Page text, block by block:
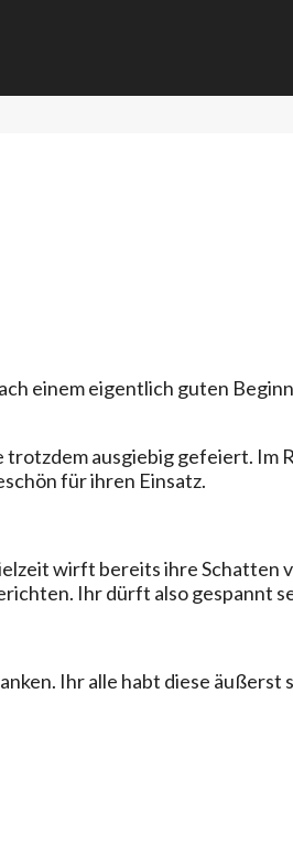
einem eigentlich guten
ausgiebig gefeiert. Im
für ihren Einsatz.
wirft bereits ihre Schatten
Ihr dürft also gespannt
Ihr alle habt diese